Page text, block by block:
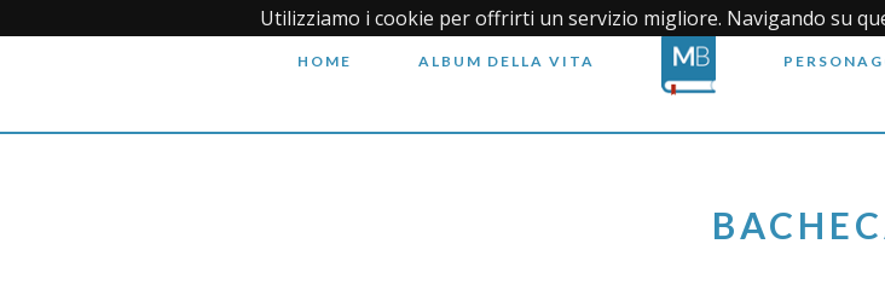
Utilizziamo i cookie per offrirti un servizio migliore. Navigando su
HOME ALBUM DELLA VITA